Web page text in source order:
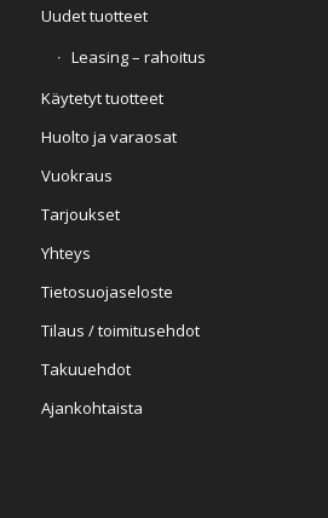
Uudet tuotteet
Leasing – rahoitus
Käytetyt tuotteet
Huolto ja varaosat
Vuokraus
Tarjoukset
Yhteys
Tietosuojaseloste
Tilaus / toimitusehdot
Takuuehdot
Ajankohtaista